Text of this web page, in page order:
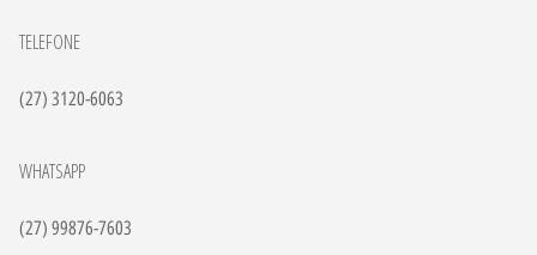
TELEFONE
(27) 3120-6063
WHATSAPP
(27) 99876-7603